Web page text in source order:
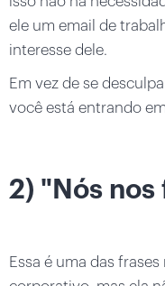
ele um email de
interesse dele.
Em vez de se
você está entrando
2) "Nós nos
Essa é uma das